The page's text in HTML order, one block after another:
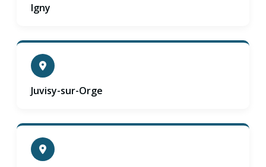
Igny
Juvisy-sur-Orge